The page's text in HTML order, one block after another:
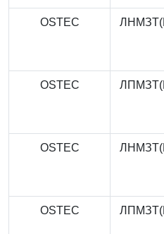
OSTEC
OSTEC
OSTEC
OSTEC